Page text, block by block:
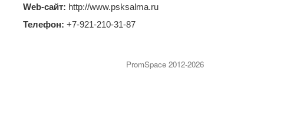
Web-сайт: http://www.psksalma.ru
Телефон: +7-921-210-31-87
PromSpace 2012-2026